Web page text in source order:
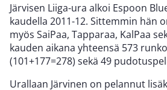
Järvisen Liiga-ura alkoi Espoon
kaudella 2011-12. Sittemmin hän
myös SaiPaa, Tapparaa, KalPaa
kauden aikana yhteensä 573
(101+177=278) sekä 49
Urallaan Järvinen on pelannut